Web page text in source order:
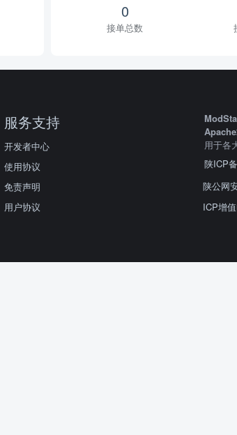
0
接单总数
服务支持
开发者中心
使用协议
免责声明
用户协议
用于各
陕ICP
陕公网
ICP增